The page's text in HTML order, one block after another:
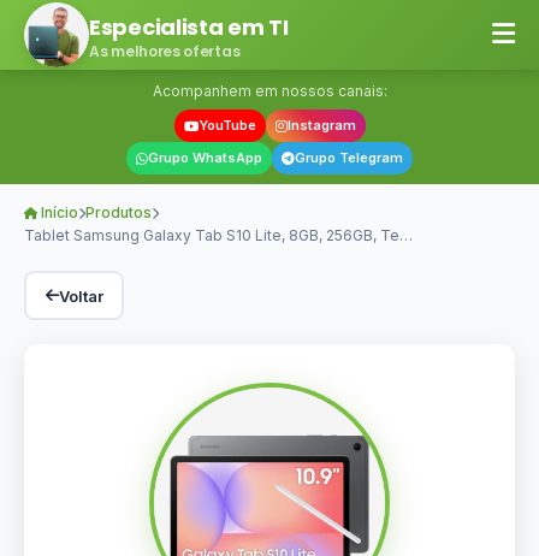
Especialista em TI
As melhores ofertas
Acompanhem em nossos canais:
YouTube
Instagram
Grupo WhatsApp
Grupo Telegram
Início Produtos
Tablet Samsung Galaxy Tab S10 Lite, 8GB, 256GB, Te…
Voltar